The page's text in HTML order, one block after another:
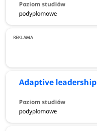
podyplomowe
Adaptive leadership
podyplomowe